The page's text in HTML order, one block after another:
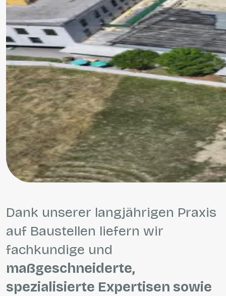
Dank unserer langjährigen Praxis
auf Baustellen liefern wir
fachkundige und
maßgeschneiderte,
spezialisierte Expertisen sowie